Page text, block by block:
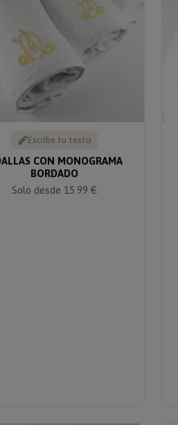
Escribe tu texto
CON MONOGRAMA
BORDADO
Solo desde 15.99 €